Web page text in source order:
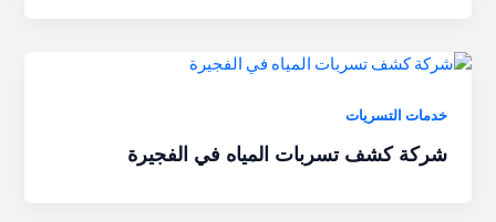
خدمات التسريات
شركة كشف تسربات المياه في الفجيرة